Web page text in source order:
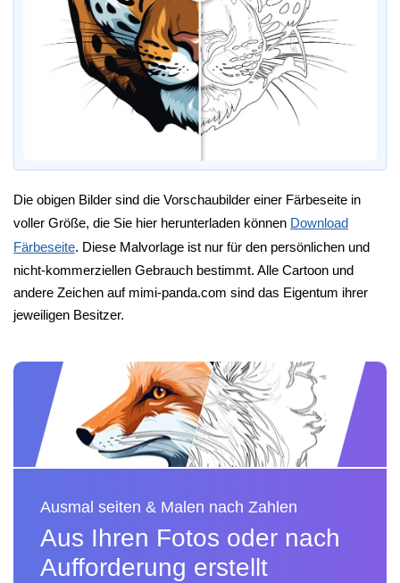
Die obigen Bilder sind die Vorschaubilder einer Färbeseite in
voller Größe, die Sie hier herunterladen können Download
Färbeseite. Diese Malvorlage ist nur für den persönlichen und
nicht-kommerziellen Gebrauch bestimmt. Alle Cartoon und
andere Zeichen auf mimi-panda.com sind das Eigentum ihrer
jeweiligen Besitzer.
Ausmal seiten & Malen nach Zahlen
Aus Ihren Fotos oder nach
Aufforderung erstellt